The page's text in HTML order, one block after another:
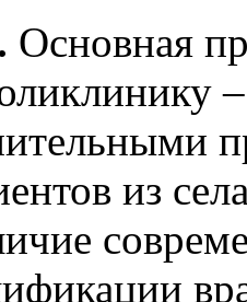
Основная
из